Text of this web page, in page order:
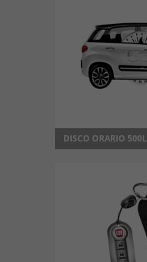
DISCO ORARIO 500L